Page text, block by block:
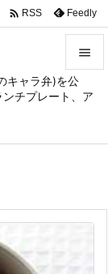
キャラ弁)を公
チプレート、ア


メニュ
サイド

 RSS Feedly